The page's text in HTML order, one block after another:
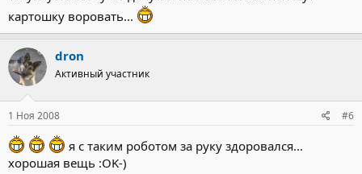
картошку воровать...
dron
Активный участник
1 Ноя 2008 #6
я с таким роботом за руку здоровался...
хорошая вещь :OK-)